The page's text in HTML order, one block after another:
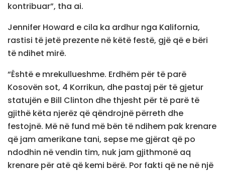
kontribuar”, tha ai.
Jennifer Howard e cila ka ardhur nga Kalifornia,
rastisi të jetë prezente në këtë festë, gjë që e bëri
të ndihet mirë.
“Është e mrekullueshme. Erdhëm për të parë
Kosovën sot, 4 Korrikun, dhe pastaj për të gjetur
statujën e Bill Clinton dhe thjesht për të parë të
gjithë këta njerëz që qëndrojnë përreth dhe
festojnë. Më në fund më bën të ndihem pak krenare
që jam amerikane tani, sepse me gjërat që po
ndodhin në vendin tim, nuk jam gjithmonë aq
krenare për atë që kemi bërë. Por fakti që ne në një